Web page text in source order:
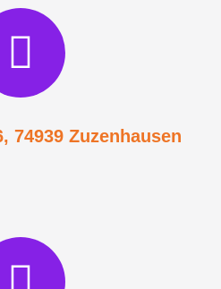
74939 Zuzenhausen